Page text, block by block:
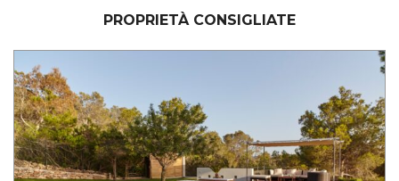
PROPRIETÀ CONSIGLIATE